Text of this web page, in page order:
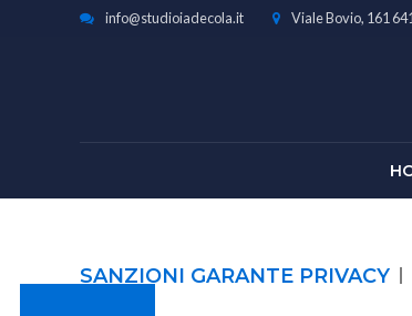
info@studioiadecola.it Viale Bovio, 161
SANZIONI GARANTE PRIVACY